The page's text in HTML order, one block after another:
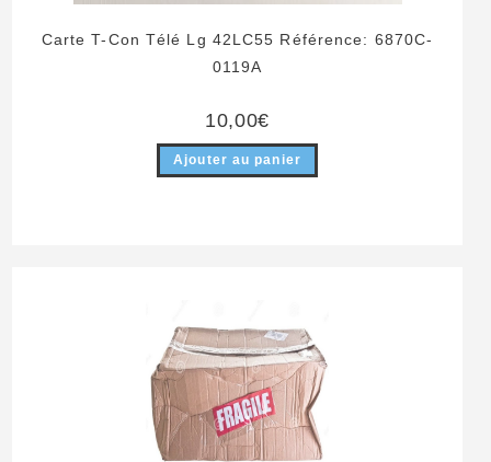
Carte T-Con Télé Lg 42LC55 Référence: 6870C-
0119A
10,00€
Ajouter au panier